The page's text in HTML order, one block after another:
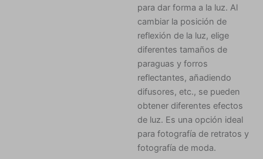
para dar forma a la luz. Al
cambiar la posición de
reflexión de la luz, elige
diferentes tamaños de
paraguas y forros
reflectantes, añadiendo
difusores, etc., se pueden
obtener diferentes efectos
de luz. Es una opción ideal
para fotografía de retratos y
fotografía de moda.